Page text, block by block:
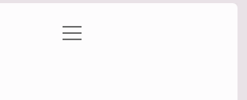
Gizlilik Politikası
menüyü
aç